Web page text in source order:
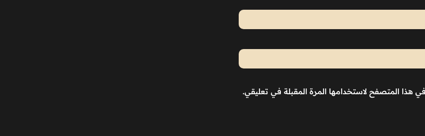
هذا المتصفح لاستخدامها المرة المقبلة في تعليقي.